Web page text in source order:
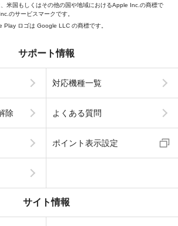
米国もしくはその他の国や地域におけるApple Inc.の商標で
のサービスマークです。
ロゴは Google LLC の商標です。
サポート情報
対応機種一覧
除 よくある質問
ポイント表示設定
サイト情報